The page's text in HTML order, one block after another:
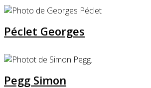
Péclet Georges
Pegg Simon